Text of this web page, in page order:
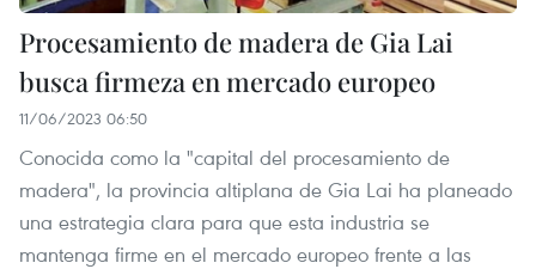
Procesamiento de madera de Gia Lai
busca firmeza en mercado europeo
11/06/2023 06:50
Conocida como la "capital del procesamiento de
madera", la provincia altiplana de Gia Lai ha planeado
una estrategia clara para que esta industria se
mantenga firme en el mercado europeo frente a las